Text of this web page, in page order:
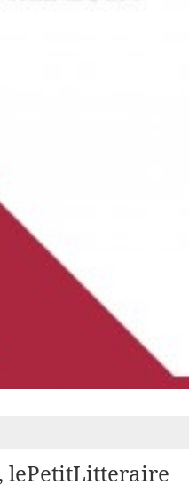
lePetitLitteraire